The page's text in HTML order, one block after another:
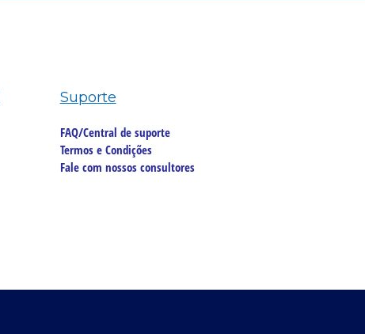
Suporte
FAQ/Central de suporte
Termos e Condições
Fale com nossos consultores